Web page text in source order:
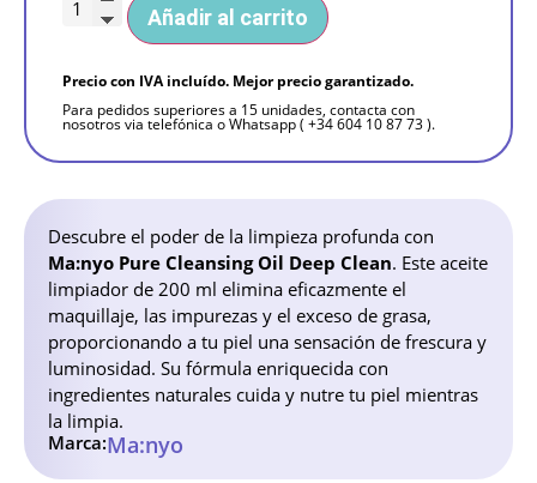
Descubre el poder de la limpieza profunda con
Ma:nyo Pure Cleansing Oil Deep Clean. Este aceite
limpiador de 200 ml elimina eficazmente el
maquillaje, las impurezas y el exceso de grasa,
proporcionando a tu piel una sensación de frescura y
luminosidad. Su fórmula enriquecida con
ingredientes naturales cuida y nutre tu piel mientras
la limpia.
Marca:Ma:nyo
Añadir al carrito
Precio con IVA incluído. Mejor precio garantizado.
Para pedidos superiores a 15 unidades, contacta con
nosotros via telefónica o Whatsapp ( +34 604 10 87 73 ).